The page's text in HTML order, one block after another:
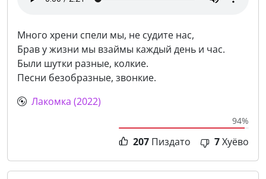
Много хрени спели мы, не судите нас,
Брав у жизни мы взаймы каждый день и час.
Были шутки разные, колкие.
Песни безобразные, звонкие.
Лакомка (2022)
94%
207 Пиздато 7Хуёво